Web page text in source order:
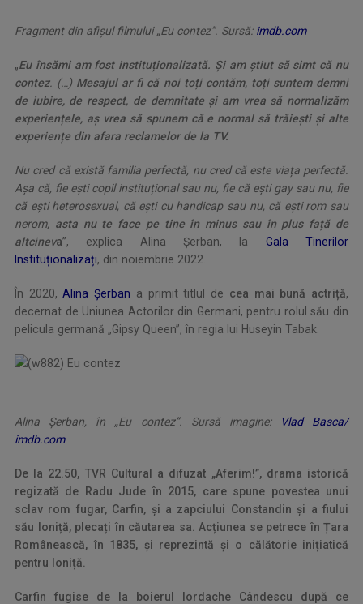
Fragment din afișul filmului „Eu contez”. Sursă:imdb.com
„Eu însămi am fost instituționalizată. Și am știut să simt că nu
contez. (…) Mesajul ar fi că noi toți contăm, toți suntem demni
de iubire, de respect, de demnitate și am vrea să normalizăm
experiențele, aș vrea să spunem că e normal să trăiești și alte
experiențe din afara reclamelor de la TV.
Nu cred că există familia perfectă, nu cred că este viața perfectă.
Așa că, fie ești copil instituțional sau nu, fie că ești gay sau nu, fie
că ești heterosexual, că ești cu handicap sau nu, că ești rom sau
nerom, asta nu te face pe tine în minus sau în plus față de
altcineva”, explica Alina Șerban, la Gala Tinerilor
Instituționalizați, din noiembrie 2022.
În 2020,Alina Șerban a primit titlul de cea mai bună actriță,
decernat de Uniunea Actorilor din Germani, pentru rolul său din
pelicula germană „Gipsy Queen”, în regia lui Huseyin Tabak.
Alina Șerban, în „Eu contez”. Sursă imagine:
Vlad Basca/
imdb.com
De la 22.50, TVR Cultural a difuzat „Aferim!”, d rama istorică
regizată de Radu Jude în 2015, care spune povestea unui
sclav rom fugar, Carfin, și a zapciului Constandin și a fiului
său Ioniță, plecați în căutarea sa. Acțiunea se petrece în Țara
Românească, în 1835, și reprezintă și o călătorie inițiatică
pentru Ioniță.
Carfin fugise de la boierul Iordache Cândescu după ce